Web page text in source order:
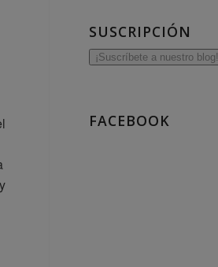
SUSCRIPCIÓN
¡Suscríbete a nuestro blog!
FACEBOOK